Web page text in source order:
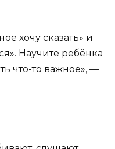
хочу сказать» и
Научите ребёнка
что-то важное», —